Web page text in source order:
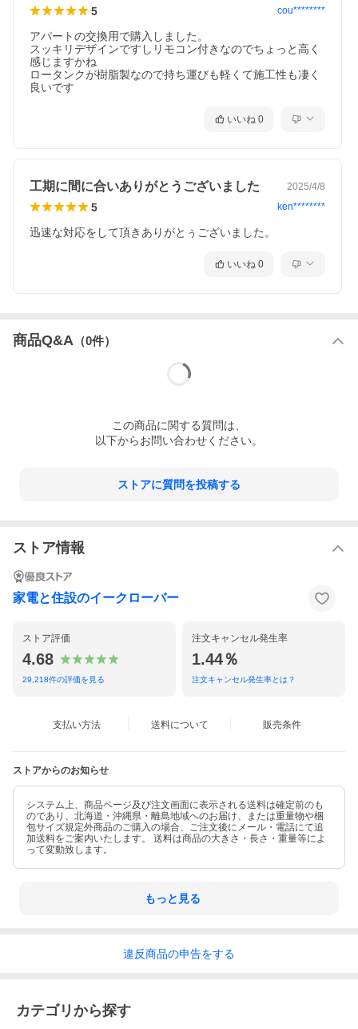
●画像は代表型番のイメージになります。
型番通りの手配になりますので（色・形等）確認の上ご注文下さ
い。
フチレス ECO5
一般地
ハイパーキラミック
TLV251 BCLV20SDTLV251 BW1ハイパーキラミック
5 cou********
アパートの交換用で購入しました。
スッキリデザインですしリモコン付きなのでちょっと高く
感じますかね
ロータンクが樹脂製なので持ち運びも軽くて施工性も凄く
良いです
いいね 0
工期に間に合いありがとうございました 2025/4/8
5 ken********
迅速な対応をして頂きありがとぅございました。
いいね 0
商品Q&A （0件）
この商品に関する質問は、
以下からお問い合わせください。
ストアに質問を投稿する
ストア情報
家電と住設のイークローバー
ストア評価
4.68
29,218件の評価を見る
注文キャンセル発生率
1.44％
注文キャンセル発生率とは？
支払い方法 送料について 販売条件
ストアからのお知らせ
システム上、商品ページ及び注文画面に表示される送料は確定前のも
のであり、北海道・沖縄県・離島地域へのお届け、または重量物や梱
包サイズ規定外商品のご購入の場合、ご注文後にメール・電話にて追
加送料をご案内いたします。 送料は商品の大きさ・長さ・重量等によ
って変動致します。
もっと見る
違反商品の申告をする
カテゴリから探す